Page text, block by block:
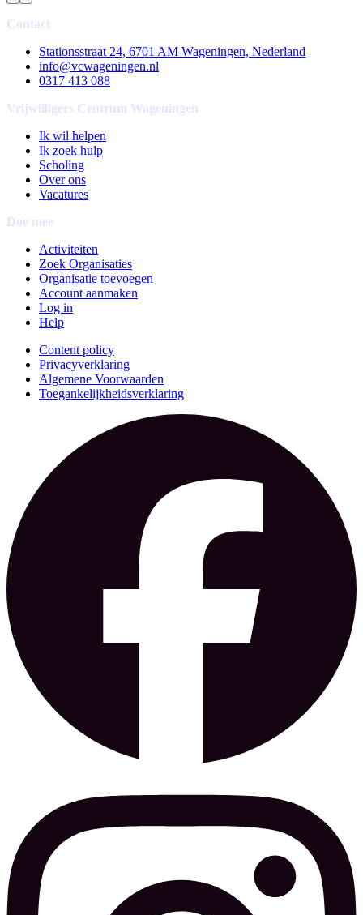
Contact
Stationsstraat 24, 6701 AM Wageningen, Nederland
info@vcwageningen.nl
0317 413 088
Vrijwilligers Centrum Wageningen
Ik wil helpen
Ik zoek hulp
Scholing
Over ons
Vacatures
Doe mee
Activiteiten
Zoek Organisaties
Organisatie toevoegen
Account aanmaken
Log in
Help
Content policy
Privacyverklaring
Algemene Voorwaarden
Toegankelijkheidsverklaring